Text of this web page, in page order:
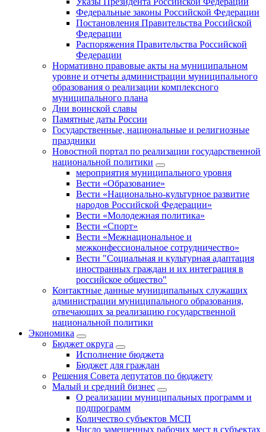
Федеральные законы Российской Федерации
Постановления Правительства Российской
Федерации
Распоряжения Правительства Российской
Федерации
Нормативно правовые акты на муниципальном
уровне и отчеты администрации муниципального
образования о реализации комплексного
муниципального плана
Дни воинской славы
Памятные даты России
Государственные, национальные и религиозные
праздники
Новостной портал по реализации государственной
национальной политики
мероприятия муниципального уровня
Вести «Образование»
Вести «Национально-культурное развитие
народов Российской Федерации»
Вести «Молодежная политика»
Вести «Спорт»
Вести «Межнациональное и
межконфессиональное сотрудничество»
Вести "Социальная и культурная адаптация
иностранных граждан и их интеграция в
российское общество"
Контактные данные муниципальных служащих
администрации муниципального образования,
отвечающих за реализацию государственной
национальной политики
Экономика
Бюджет округa
Исполнение бюджета
Бюджет для граждан
Решения Совета депутатов по бюджету
Малый и средний бизнес
О реализации муниципальных программ и
подпрограмм
Количество субъектов МСП
Число замещенных рабочих мест в субъектах